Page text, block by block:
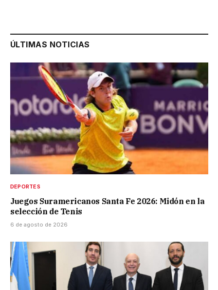
ÚLTIMAS NOTICIAS
DEPORTES
Juegos Suramericanos Santa Fe 2026: Midón en la
selección de Tenis
6 de agosto de 2026